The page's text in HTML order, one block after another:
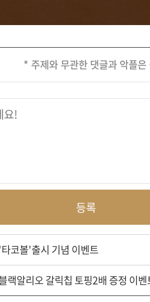
* 주제와 무관한 댓글과 악플
등록
코볼'출시 기념 이벤트
랙알리오 갈릭칩 토핑2배 증정 이벤